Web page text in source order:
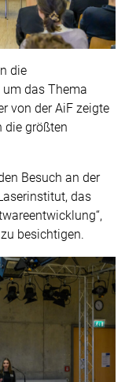
die
das Thema
von der AiF zeigte
die größten
Besuch an der
das
besichtigen.